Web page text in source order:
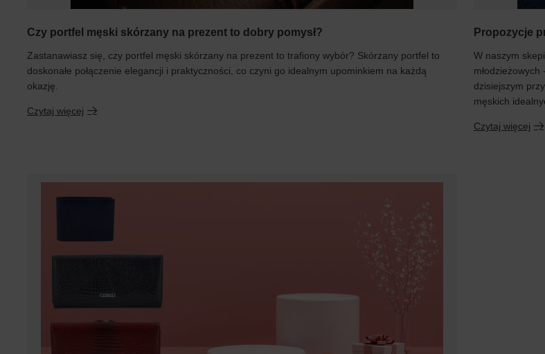
Czy portfel męski skórzany na prezent to dobry pomysł?
Zastanawiasz się, czy portfel męski skórzany na prezent to trafiony wybór? Skórzany portfel to
doskonałe połączenie elegancji i praktyczności, co czyni go idealnym upominkiem na każdą
okazję.
Czytaj więcej
Propozycje
W naszym
dzisiejszym
męskich
Czytaj więcej